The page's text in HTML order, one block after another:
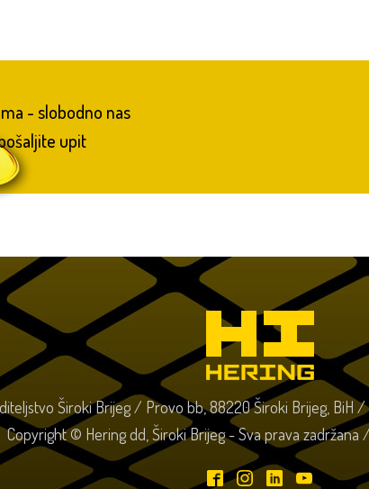
- slobodno nas
upit
Široki Brijeg / Provo bb, 88220 Široki Brijeg, BiH /
Copyright © Hering dd, Široki Brijeg - Sva prava zadržana /